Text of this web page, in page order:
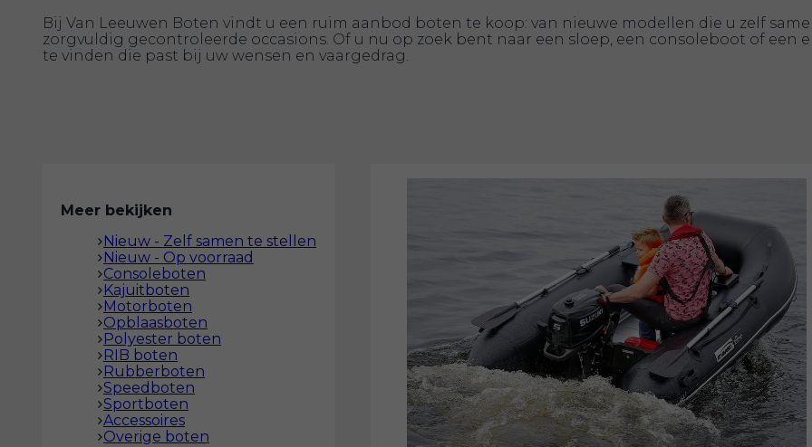
Bij Van Leeuwen Boten vindt u een ruim aanbod boten te koop: van nieuwe modellen die u zelf
zorgvuldig gecontroleerde occasions. Of u nu op zoek bent naar een sloep, een consoleboot of
te vinden die past bij uw wensen en vaargedrag.
Meer bekijken
Nieuw - Zelf samen te stellen
Nieuw - Op voorraad
Consoleboten
Kajuitboten
Motorboten
Opblaasboten
Polyester boten
RIB boten
Rubberboten
Speedboten
Sportboten
Accessoires
Overige boten